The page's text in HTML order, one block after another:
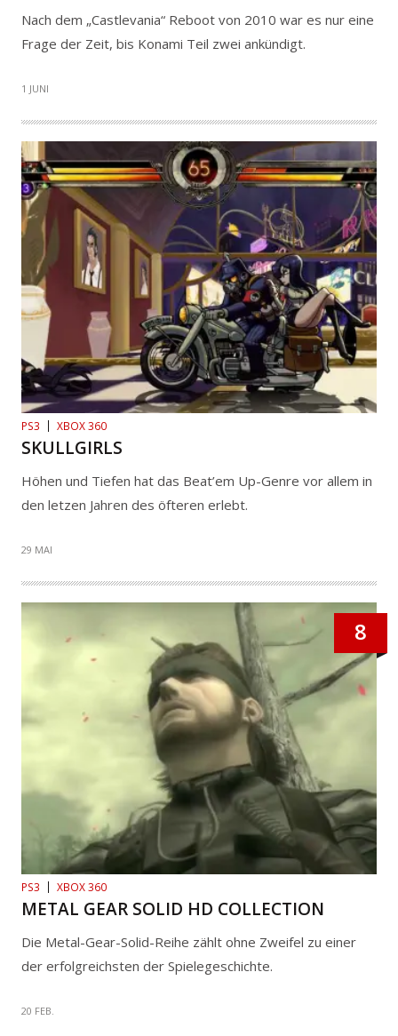
Nach dem „Castlevania“ Reboot von 2010 war es nur eine
Frage der Zeit, bis Konami Teil zwei ankündigt.
1 JUNI
PS3 XBOX 360
SKULLGIRLS
Höhen und Tiefen hat das Beat’em Up-Genre vor allem in
den letzen Jahren des öfteren erlebt.
29 MAI
8
PS3 XBOX 360
METAL GEAR SOLID HD COLLECTION
Die Metal-Gear-Solid-Reihe zählt ohne Zweifel zu einer
der erfolgreichsten der Spielegeschichte.
20 FEB.